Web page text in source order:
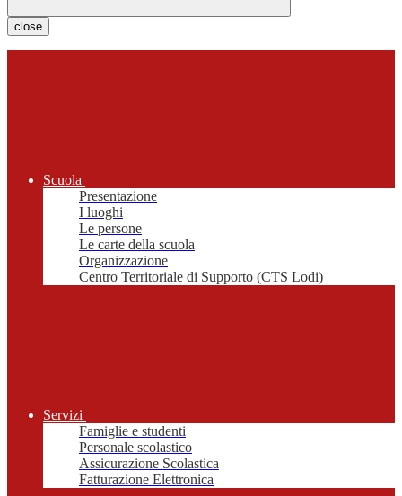
close
Scuola
Presentazione
I luoghi
Le persone
Le carte della scuola
Organizzazione
Centro Territoriale di Supporto (CTS Lodi)
Servizi
Famiglie e studenti
Personale scolastico
Assicurazione Scolastica
Fatturazione Elettronica